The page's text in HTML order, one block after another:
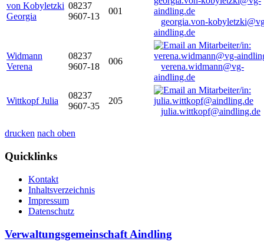
von Kobyletzki
Georgia
08237
9607-13
001
georgia.von-
aindling.de
Widmann
Verena
08237
9607-18
006
verena.widmann@vg-
aindling.de
Wittkopf Julia
08237
9607-35
205
julia.wittkopf@aindling.de
drucken nach oben
Quicklinks
Kontakt
Inhaltsverzeichnis
Impressum
Datenschutz
Verwaltungsgemeinschaft Aindling